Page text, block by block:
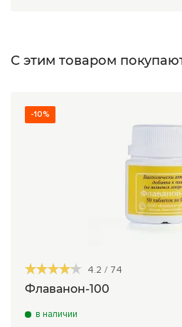
С этим товаром
-10%
4.2 / 74
Флаванон-100
в наличии